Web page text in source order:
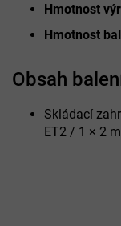
Obsah
Skládací
ET2 / 1 × 2
Hmotnost
Hmotnost